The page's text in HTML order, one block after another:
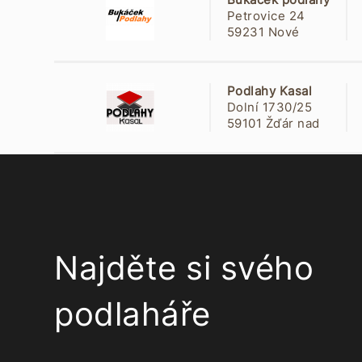
Petrovice 24
59231 Nové
Podlahy Kasal
Dolní 1730/25
59101 Žďár nad
Najděte si svého
podlaháře